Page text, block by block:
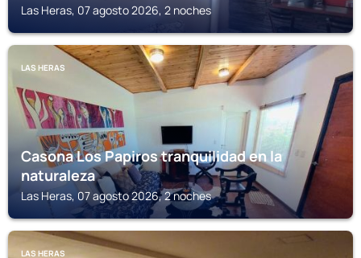
Las Heras, 07 agosto 2026, 2 noches
LAS HERAS
Casona Los Papiros tranquilidad en la
naturaleza
Las Heras, 07 agosto 2026, 2 noches
LAS HERAS